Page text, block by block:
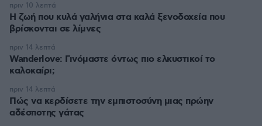
Η ζωή που κυλά γαλήνια στα καλά ξενοδοχεία που
βρίσκονται σε λίμνες
πριν 10 λεπτά
Wanderlove: Γινόμαστε όντως πιο ελκυστικοί το
καλοκαίρι;
πριν 14 λεπτά
Πώς να κερδίσετε την εμπιστοσύνη μιας πρώην
αδέσποτης γάτας
πριν 14 λεπτά